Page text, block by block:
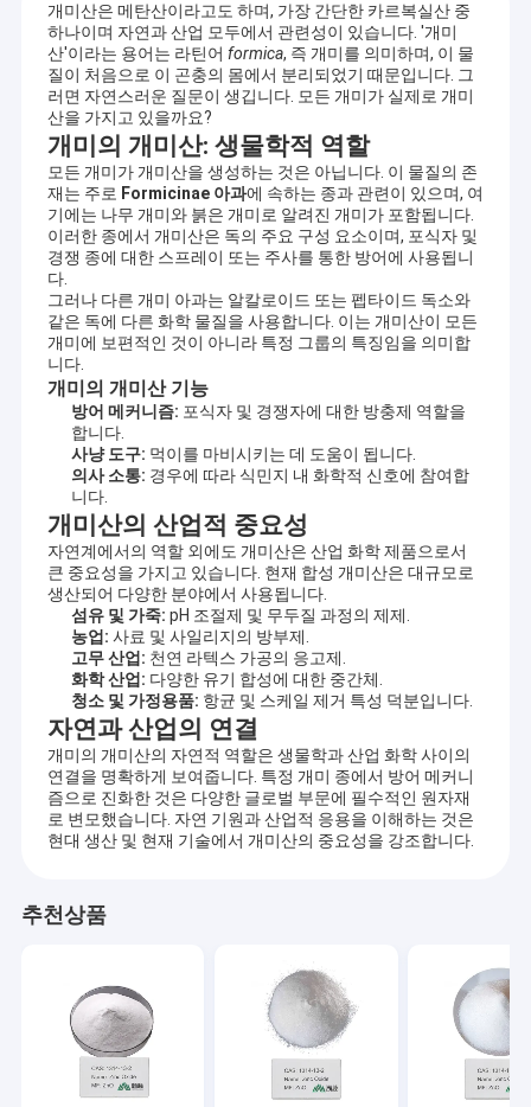
개미산은 메탄산이라고도 하며, 가장 간단한 카르복실산 중
하나이며 자연과 산업 모두에서 관련성이 있습니다. '개미
산'이라는 용어는 라틴어 formica, 즉 개미를 의미하며, 이 물
질이 처음으로 이 곤충의 몸에서 분리되었기 때문입니다. 그
러면 자연스러운 질문이 생깁니다. 모든 개미가 실제로 개미
산을 가지고 있을까요?
개미의 개미산: 생물학적 역할
모든 개미가 개미산을 생성하는 것은 아닙니다. 이 물질의 존
재는 주로 Formicinae 아과에 속하는 종과 관련이 있으며, 여
기에는 나무 개미와 붉은 개미로 알려진 개미가 포함됩니다.
이러한 종에서 개미산은 독의 주요 구성 요소이며, 포식자 및
경쟁 종에 대한 스프레이 또는 주사를 통한 방어에 사용됩니
다.
그러나 다른 개미 아과는 알칼로이드 또는 펩타이드 독소와
같은 독에 다른 화학 물질을 사용합니다. 이는 개미산이 모든
개미에 보편적인 것이 아니라 특정 그룹의 특징임을 의미합
니다.
개미의 개미산 기능
방어 메커니즘: 포식자 및 경쟁자에 대한 방충제 역할을
합니다.
사냥 도구: 먹이를 마비시키는 데 도움이 됩니다.
의사 소통: 경우에 따라 식민지 내 화학적 신호에 참여합
니다.
개미산의 산업적 중요성
자연계에서의 역할 외에도 개미산은 산업 화학 제품으로서
큰 중요성을 가지고 있습니다. 현재 합성 개미산은 대규모로
생산되어 다양한 분야에서 사용됩니다.
섬유 및 가죽: pH 조절제 및 무두질 과정의 제제.
농업: 사료 및 사일리지의 방부제.
고무 산업: 천연 라텍스 가공의 응고제.
화학 산업: 다양한 유기 합성에 대한 중간체.
청소 및 가정용품: 항균 및 스케일 제거 특성 덕분입니다.
자연과 산업의 연결
개미의 개미산의 자연적 역할은 생물학과 산업 화학 사이의
연결을 명확하게 보여줍니다. 특정 개미 종에서 방어 메커니
즘으로 진화한 것은 다양한 글로벌 부문에 필수적인 원자재
로 변모했습니다. 자연 기원과 산업적 응용을 이해하는 것은
현대 생산 및 현재 기술에서 개미산의 중요성을 강조합니다.
추천상품